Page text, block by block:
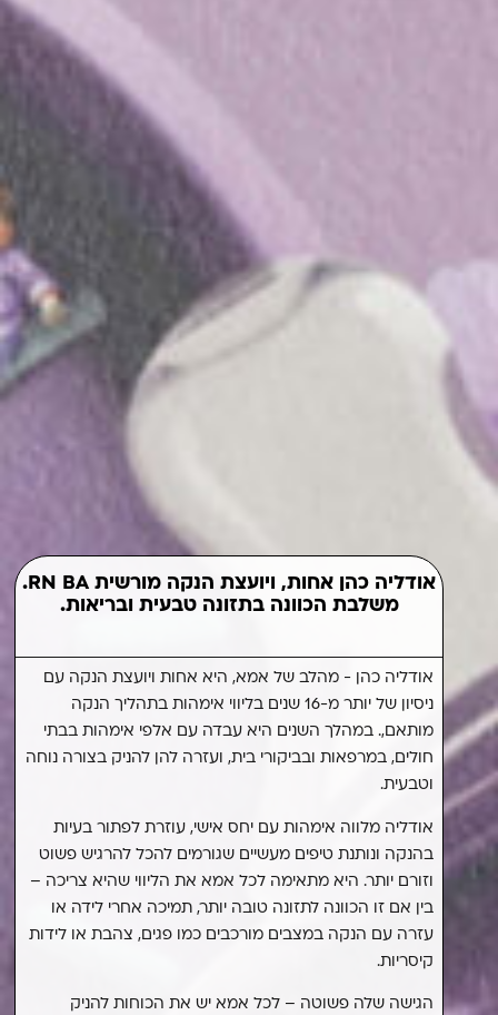
אודליה כהן אחות, ויועצת הנקה מורשית RN BA.
משלבת הכוונה בתזונה טבעית ובריאות.
אודליה כהן - מהלב של אמא, היא אחות ויועצת הנקה עם
ניסיון של יותר מ-16 שנים בליווי אימהות בתהליך הנקה
מותאם,. במהלך השנים היא עבדה עם אלפי אימהות בבתי
חולים, במרפאות ובביקורי בית, ועזרה להן להניק בצורה נוחה
וטבעית.
אודליה מלווה אימהות עם יחס אישי, עוזרת לפתור בעיות
בהנקה ונותנת טיפים מעשיים שגורמים להכל להרגיש פשוט
וזורם יותר. היא מתאימה לכל אמא את הליווי שהיא צריכה –
בין אם זו הכוונה לתזונה טובה יותר, תמיכה אחרי לידה או
עזרה עם הנקה במצבים מורכבים כמו פגים, צהבת או לידות
קיסריות.
הגישה שלה פשוטה – לכל אמא יש את הכוחות להניק
מתוך מחקר עומק פיצחנו אסטרטגיה, המתנות הרבות
שאודליה מבאה לעולם קיבלו שם ביטוי ובידול ובאו לביטוי
שיווק עוצרי נשימה, כשבעזרת דיוק תהליך המכירה, אודליה
סגרה וסוגרת ליוויים עד לבית הלקוחות, תוך רווח כספי מכל
מוצר שלה, ומימוש אמיתי של השליחות שלה בעזרה ותמיכה
בכמה שיותר נשים ואימהות.